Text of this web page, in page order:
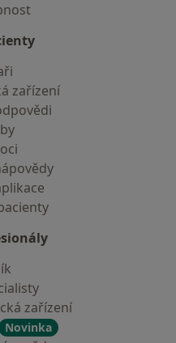
zařízení
zařízení
Novinka